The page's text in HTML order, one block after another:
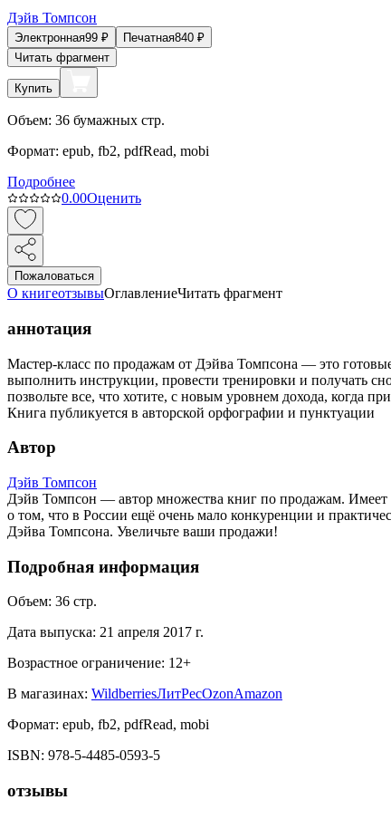
Дэйв Томпсон
Электронная99 ₽ Печатная840 ₽
Читать фрагмент
Купить
Объем: 36 бумажных стр.
Формат: epub, fb2, pdfRead, mobi
Подробнее
0.00Оценить
Пожаловаться
О книгеотзывыОглавлениеЧитать фрагмент
аннотация
Мастер-класс по продажам от Дэйва Томпсона — это
выполнить инструкции, провести тренировки и получать
позвольте все, что хотите, с новым уровнем дохода, когда
Книга публикуется в авторской орфографии и пунктуации
Автор
Дэйв Томпсон
Дэйв Томпсон — автор множества книг по продажам. Имеет
о том, что в России ещё очень мало конкуренции и
Дэйва Томпсона. Увеличьте ваши продажи!
Подробная информация
Объем: 36 стр.
Дата выпуска: 21 апреля 2017 г.
Возрастное ограничение: 12+
В магазинах: WildberriesЛитРесOzonAmazon
Формат: epub, fb2, pdfRead, mobi
ISBN: 978-5-4485-0593-5
отзывы